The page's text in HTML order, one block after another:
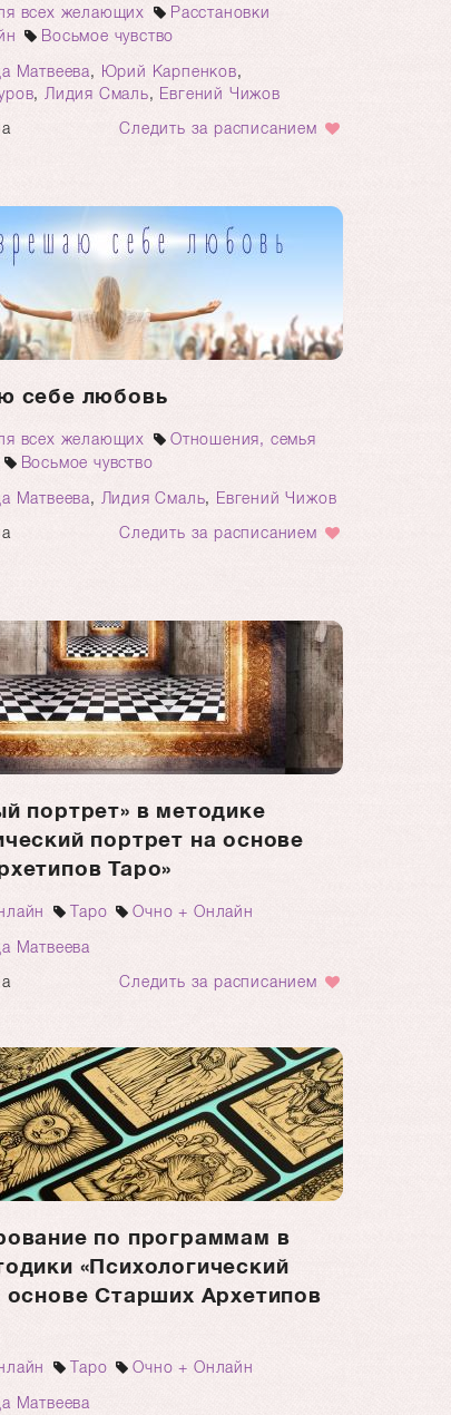
всех желающих
Расстановки
Восьмое чувство
Матвеева, Юрий Карпенков,
, Лидия Смаль, Евгений Чижов
Следить за расписанием
себе любовь
всех желающих
Отношения, семья
Восьмое чувство
Матвеева, Лидия Смаль, Евгений Чижов
Следить за расписанием
портрет» в методике
портрет на основе
Таро»
Таро
Очно + Онлайн
Матвеева
Следить за расписанием
по программам в
«Психологический
основе Старших Архетипов
Таро
Очно + Онлайн
Матвеева